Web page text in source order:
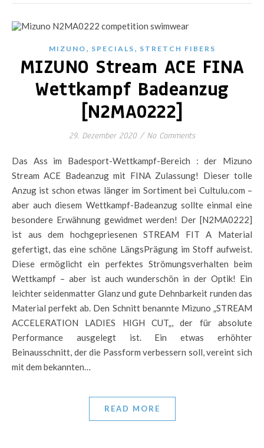
MIZUNO , SPECIALS , STRETCH FIBERS
MIZUNO Stream ACE FINA
Wettkampf Badeanzug
[N2MA0222]
29. Dezember 2020 / No Comments
Das Ass im Badesport-Wettkampf-Bereich : der Mizuno
Stream ACE Badeanzug mit FINA Zulassung! Dieser tolle
Anzug ist schon etwas länger im Sortiment bei Cultulu.com –
aber auch diesem Wettkampf-Badeanzug sollte einmal eine
besondere Erwähnung gewidmet werden! Der [N2MA0222]
ist aus dem hochgepriesenen STREAM FIT A Material
gefertigt, das eine schöne LängsPrägung im Stoff aufweist.
Diese ermöglicht ein perfektes Strömungsverhalten beim
Wettkampf – aber ist auch wunderschön in der Optik! Ein
leichter seidenmatter Glanz und gute Dehnbarkeit runden das
Material perfekt ab. Den Schnitt benannte Mizuno „STREAM
ACCELERATION LADIES HIGH CUT„, der für absolute
Performance ausgelegt ist. Ein etwas erhöhter
Beinausschnitt, der die Passform verbessern soll, vereint sich
mit dem bekannten…
READ MORE